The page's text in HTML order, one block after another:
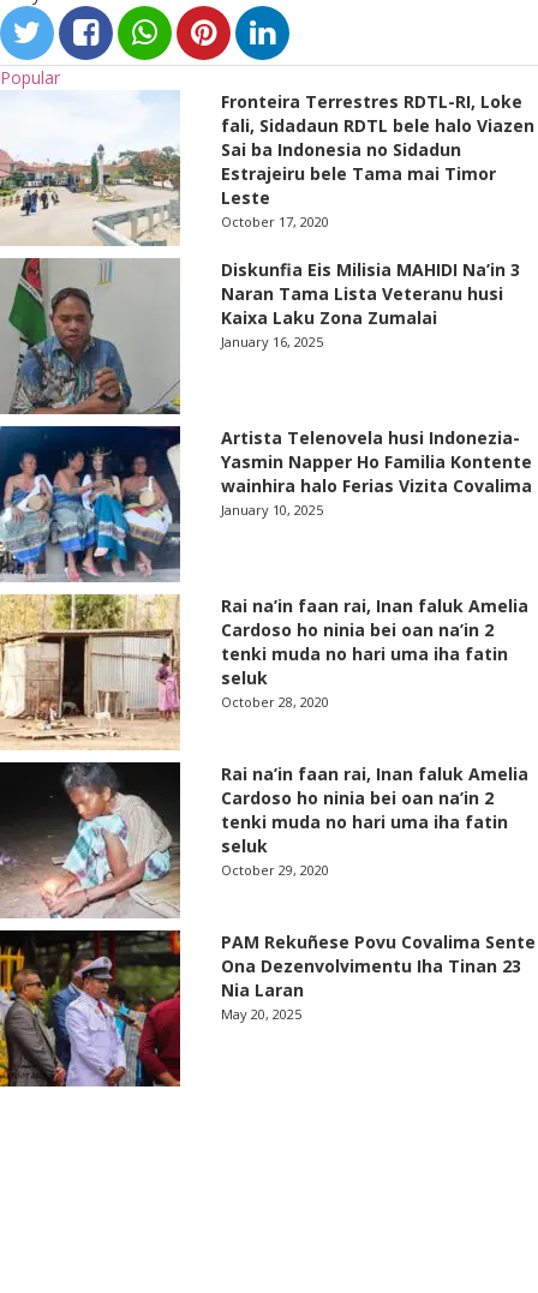
Popular
Fronteira Terrestres RDTL-RI, Loke
fali, Sidadaun RDTL bele halo Viazen
Sai ba Indonesia no Sidadun
Estrajeiru bele Tama mai Timor
Leste
October 17, 2020
Diskunfia Eis Milisia MAHIDI Na’in 3
Naran Tama Lista Veteranu husi
Kaixa Laku Zona Zumalai
January 16, 2025
Artista Telenovela husi Indonezia-
Yasmin Napper Ho Familia Kontente
wainhira halo Ferias Vizita Covalima
January 10, 2025
Rai na’in faan rai, Inan faluk Amelia
Cardoso ho ninia bei oan na’in 2
tenki muda no hari uma iha fatin
seluk
October 28, 2020
Rai na’in faan rai, Inan faluk Amelia
Cardoso ho ninia bei oan na’in 2
tenki muda no hari uma iha fatin
seluk
October 29, 2020
PAM Rekuñese Povu Covalima Sente
Ona Dezenvolvimentu Iha Tinan 23
Nia Laran
May 20, 2025